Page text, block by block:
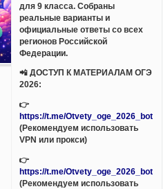
для 9 класса. Собраны
реальные варианты и
официальные ответы со всех
регионов Российской
Федерации.
📲 ДОСТУП К МАТЕРИАЛАМ ОГЭ
2026:
👉
https://t.me/Otvety_oge_2026_bot
(Рекомендуем использовать
VPN или прокси)
👉
https://t.me/Otvety_oge_2026_bot
(Рекомендуем использовать